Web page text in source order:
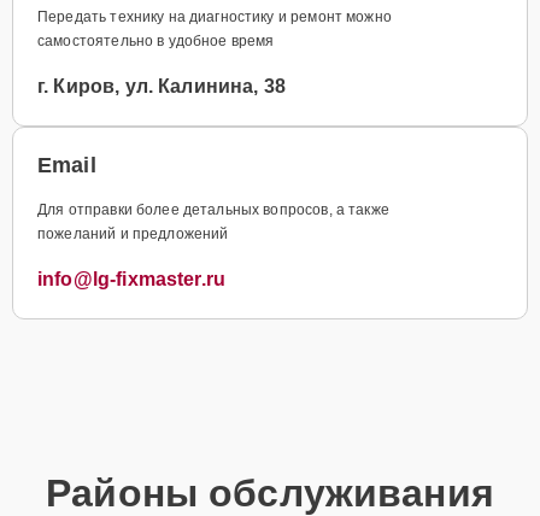
Передать технику на диагностику и ремонт можно
самостоятельно в удобное время
г. Киров, ул. Калинина, 38
Email
Для отправки более детальных вопросов, а также
пожеланий и предложений
info@lg-fixmaster.ru
Районы обслуживания